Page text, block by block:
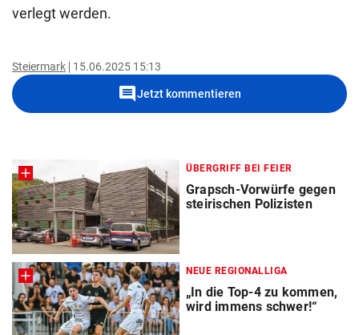
verlegt werden.
Steiermark 15.06.2025 15:13
commentJetzt kommentieren
ÜBERGRIFF BEI FEIER
Grapsch-Vorwürfe gegen
steirischen Polizisten
NEUE REGIONALLIGA
„In die Top-4 zu kommen,
wird immens schwer!“